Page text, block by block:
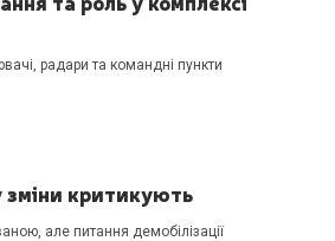
радари та командні пункти
зміни критикують
але питання демобілізації